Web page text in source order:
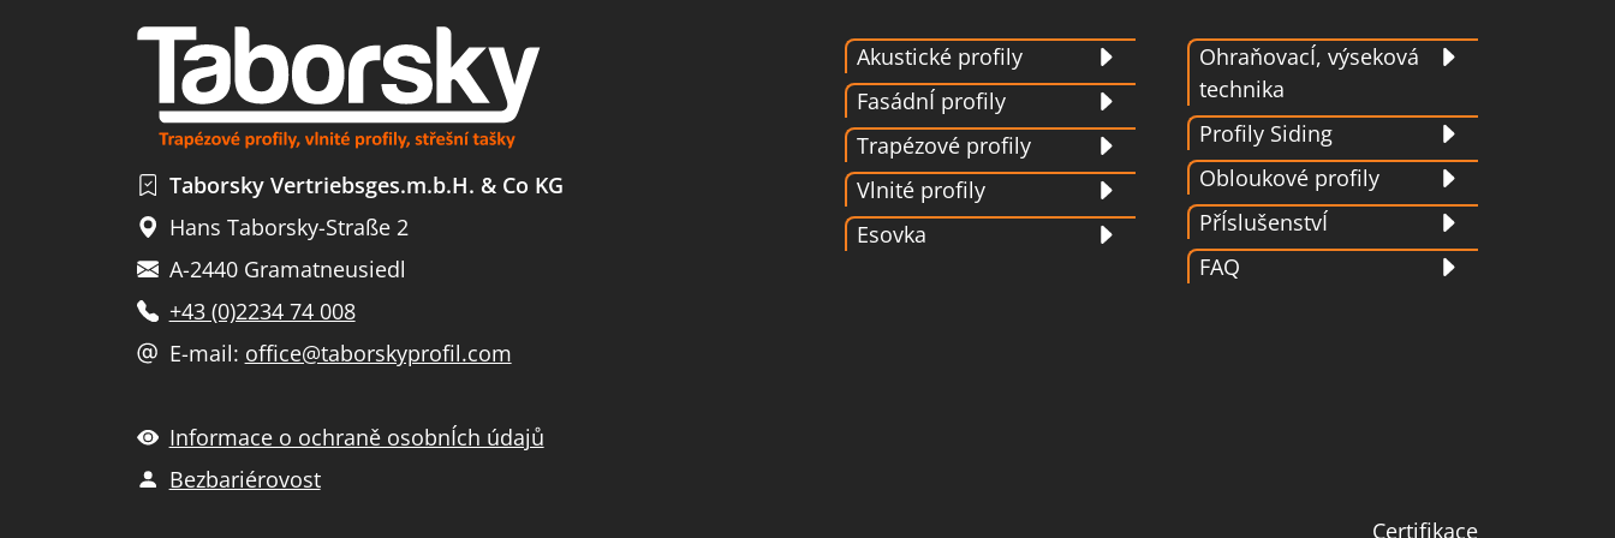
Taborsky Vertriebsges.m.b.H. & Co KG
Hans Taborsky-Straße 2
A-2440 Gramatneusiedl
+43 (0)2234 74 008
E-mail: office@taborskyprofil.com
Informace o ochraně osobnÍch údajů
Bezbariérovost
Akustické profily
FasádnÍ profily
Trapézové profily
Vlnité profily
Esovka
OhraňovacÍ, výseková
technika
Profily Siding
Obloukové profily
PřÍslušenstvÍ
FAQ
Certifikace